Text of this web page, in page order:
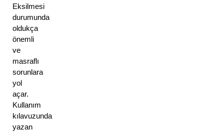
Eksilmesi
durumunda
oldukça
önemli
ve
masraflı
sorunlara
yol
açar.
Kullanım
kılavuzunda
yazan